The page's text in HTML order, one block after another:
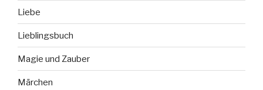
Liebe
Lieblingsbuch
Magie und Zauber
Märchen